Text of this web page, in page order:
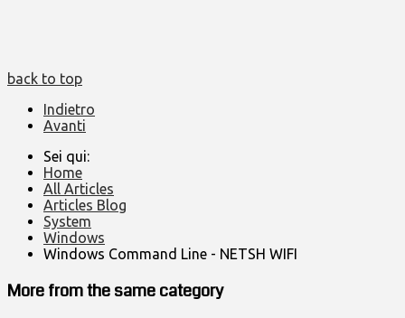
back to top
Indietro
Avanti
Sei qui:
Home
All Articles
Articles Blog
System
Windows
Windows Command Line - NETSH WIFI
More from the same category